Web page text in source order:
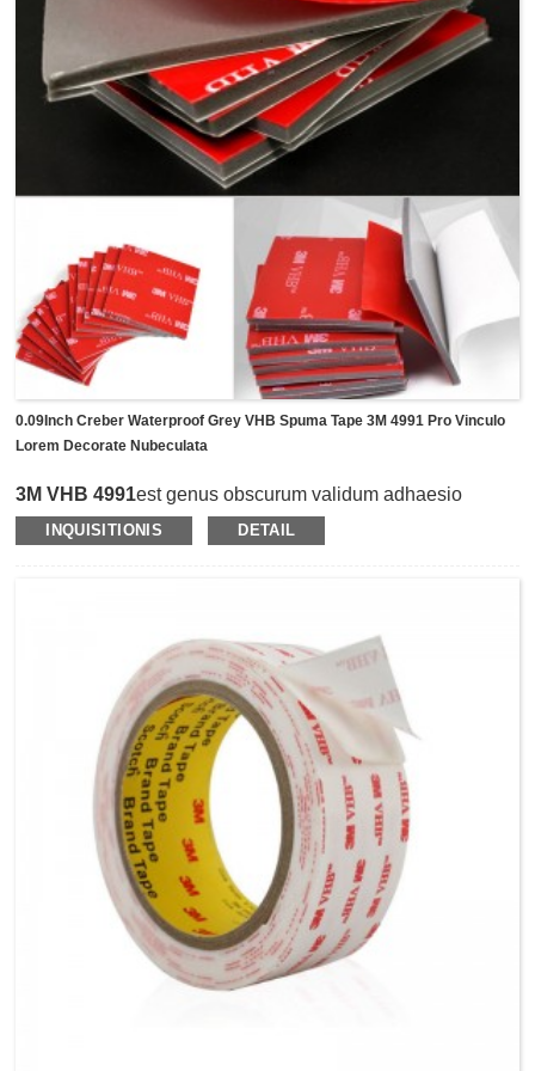
coniunctio, nameplata compages, vel alia umbratica vel
applicationes adscendentes.
0.09Inch Creber Waterproof Grey VHB Spuma Tape 3M 4991 Pro Vinculo
Lorem Decorate Nubeculata
3M VHB 4991est genus obscurum validum adhaesio
IMPERVIUS VHB spuma taenia.Crassitudine
0.09in(2.3mm), sigillum perpetuum contra aquam, umorem
aluminium, chalybem immaculatum, galvanizatum
chalybem, composita, materias, acrylicas, polycarbonas,
ABS et lignum pictum vel signatum et concretum
finem.Solet usus est in applicationibus per varias mercatus
inter translationem, appliance, supellectile ornatis fasciolis,
electronicis, constructione, signo et ostensione et compage
industriae generalis.
INQUISITIONIS DETAIL